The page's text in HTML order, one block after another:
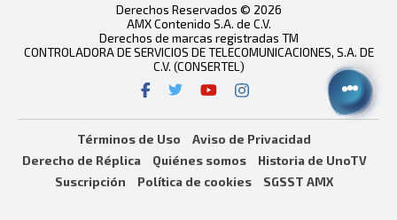
Derechos Reservados © 2026
AMX Contenido S.A. de C.V.
Derechos de marcas registradas TM
CONTROLADORA DE SERVICIOS DE TELECOMUNICACIONES, S.A. DE
C.V. (CONSERTEL)
Términos de Uso
Aviso de Privacidad
Derecho de Réplica
Quiénes somos
Historia de UnoTV
Suscripción
Política de cookies SGSST AMX